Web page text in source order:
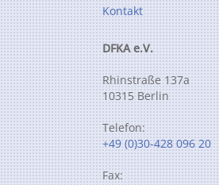
Kontakt
DFKA e.V.
Rhinstraße 137a
10315 Berlin
Telefon:
+49 (0)30-428 096 20
Fax: